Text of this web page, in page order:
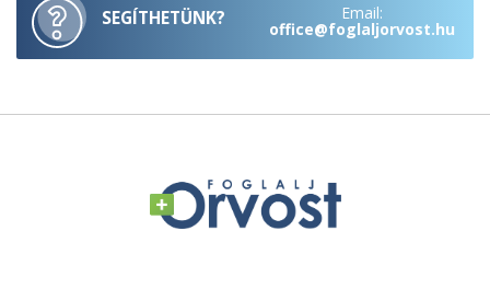
SEGÍTHETÜNK? Email:
office@foglaljorvost.hu